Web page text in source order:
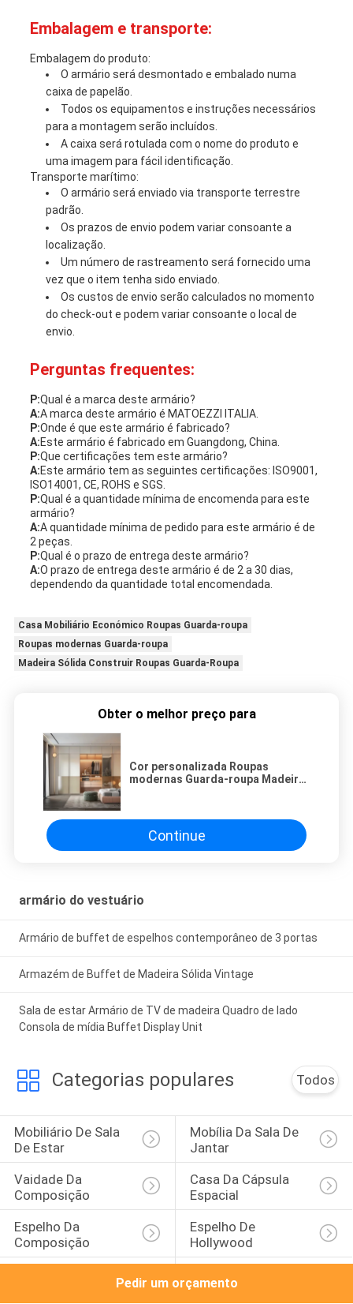
Embalagem e transporte:
Embalagem do produto:
O armário será desmontado e embalado numa
caixa de papelão.
Todos os equipamentos e instruções necessários
para a montagem serão incluídos.
A caixa será rotulada com o nome do produto e
uma imagem para fácil identificação.
Transporte marítimo:
O armário será enviado via transporte terrestre
padrão.
Os prazos de envio podem variar consoante a
localização.
Um número de rastreamento será fornecido uma
vez que o item tenha sido enviado.
Os custos de envio serão calculados no momento
do check-out e podem variar consoante o local de
envio.
Perguntas frequentes:
P:Qual é a marca deste armário?
A:A marca deste armário é MATOEZZI ITALIA.
P:Onde é que este armário é fabricado?
A:Este armário é fabricado em Guangdong, China.
P:Que certificações tem este armário?
A:Este armário tem as seguintes certificações: ISO9001,
ISO14001, CE, ROHS e SGS.
P:Qual é a quantidade mínima de encomenda para este
armário?
A:A quantidade mínima de pedido para este armário é de
2 peças.
P:Qual é o prazo de entrega deste armário?
A:O prazo de entrega deste armário é de 2 a 30 dias,
dependendo da quantidade total encomendada.
Casa Mobiliário Económico Roupas Guarda-roupa
Roupas modernas Guarda-roupa
Madeira Sólida Construir Roupas Guarda-Roupa
Obter o melhor preço para
Cor personalizada Roupas
modernas Guarda-roupa Madeira
Continue
armário do vestuário
Armário de buffet de espelhos contemporâneo de 3 portas
Armazém de Buffet de Madeira Sólida Vintage
Sala de estar Armário de TV de madeira Quadro de lado
Consola de mídia Buffet Display Unit
Categorias populares Todos
Mobiliário De Sala
De Estar
Mobília Da Sala De
Jantar
Vaidade Da
Composição
Casa Da Cápsula
Espacial
Espelho Da
Composição
Espelho De
Hollywood
Armário De Cozinha
Pedir um orçamento